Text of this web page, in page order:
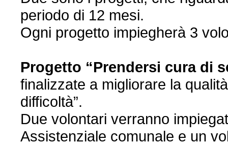
periodo di 12 mesi.
Ogni progetto impiegherà 3
Progetto “Prendersi cura di
finalizzate a migliorare la
difficoltà”.
Due volontari verranno
Assistenziale comunale e un